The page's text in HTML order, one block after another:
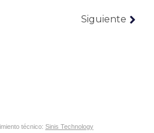
Siguiente
técnico: Sinis Technology